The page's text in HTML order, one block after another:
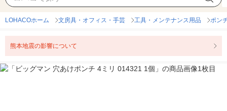
LOHACOホーム 文房具・オフィス・手芸 工具・メンテナンス用品 ポン
熊本地震の影響について